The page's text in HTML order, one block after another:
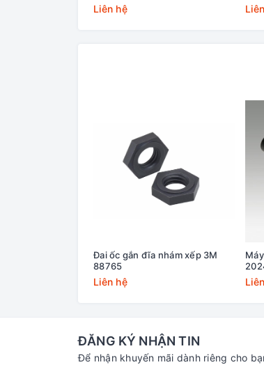
Liên hệ
Đai ốc gắn đĩa nhám xếp 3M
88765
Liên hệ
ĐĂNG KÝ NHẬN TIN
Để nhận khuyến mãi dành riêng cho